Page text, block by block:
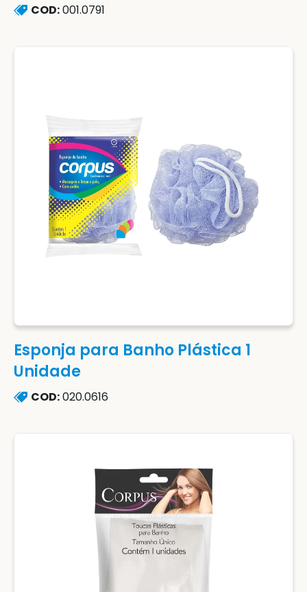
COD:001.0791
Esponja para Banho Plástica 1
Unidade
COD:020.0616